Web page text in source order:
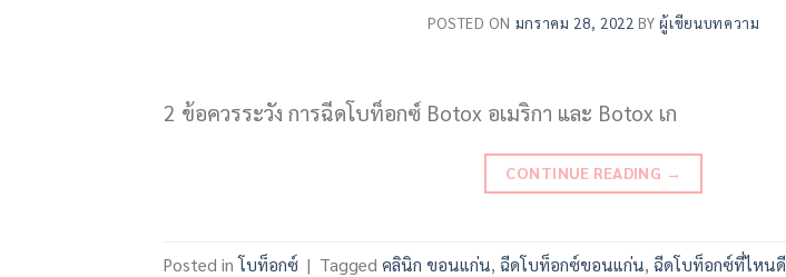
POSTED ON มกราคม 28, 2022 BYผู้เขียนบทความ
2 ข้อควรระวัง การฉีดโบท็อกซ์ Botox อเมริกา และ Botox เก
CONTINUE READING →
Posted inโบท็อกซ์ | Tagged คลินิก ขอนแก่น, ฉีดโบท็อกซ์ขอนแก่น, ฉีดโบท็อกซ์ที่ไหนดี